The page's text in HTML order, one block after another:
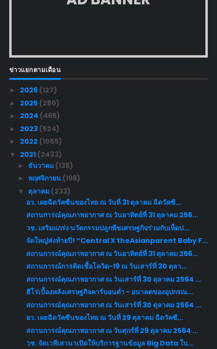
ข่าวแยกตามเดือน
► 2026 (127)
► 2025 (280)
► 2024 (465)
► 2023 (524)
► 2022 (1055)
▼ 2021 (2433)
► ธันวาคม (138)
► พฤศจิกายน (198)
▼ ตุลาคม (233)
อว. เผยฉีดวัคซีนของไทย ณ วันที่ 31 ตุลาคม ฉีดวัคซี...
สถานการณ์คุณภาพอากาศ ณ วันอาทิตย์ที่ 31 ตุลาคม 256...
วช. เสริมแกร่ง นวัตกรรมปลูกพืชเศรษฐกิจร่วมกับเห็ดป...
จัดใหญ่ส่งท้ายปี! “Central X theAsianparent Baby F...
สถานการณ์คุณภาพอากาศ ณ วันอาทิตย์ที่ 31 ตุลาคม 256...
สถานการณ์การติดเชื้อโควิด-19 ณ วันเสาร์ที่ 30 ตุลา...
สถานการณ์คุณภาพอากาศ ณ วันเสาร์ที่ 30 ตุลาคม 2564 ...
ฮีโร่เบื้องหลังเศรษฐกิจคาร์บอนต่ำ - อนาคตของอุปกรณ...
สถานการณ์คุณภาพอากาศ ณ วันเสาร์ที่ 30 ตุลาคม 2564 ...
อว. เผยฉีดวัคซีนของไทย ณ วันที่ 29 ตุลาคม ฉีดวัคซี...
สถานการณ์คุณภาพอากาศ ณ วันศุกร์ที่ 29 ตุลาคม 2564 ...
วช. จัดเวทีเสวนาเปิดให้บริการฐานข้อมูล Big Data ใน...